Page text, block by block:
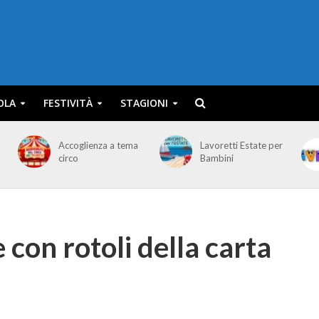
FESTIVITÀ STAGIONI
Accoglienza a tema
circo
Lavoretti Estate per
Bambini
con rotoli della carta